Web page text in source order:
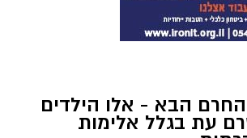
הבא - אלו הילדים
עת בגלל אלימות